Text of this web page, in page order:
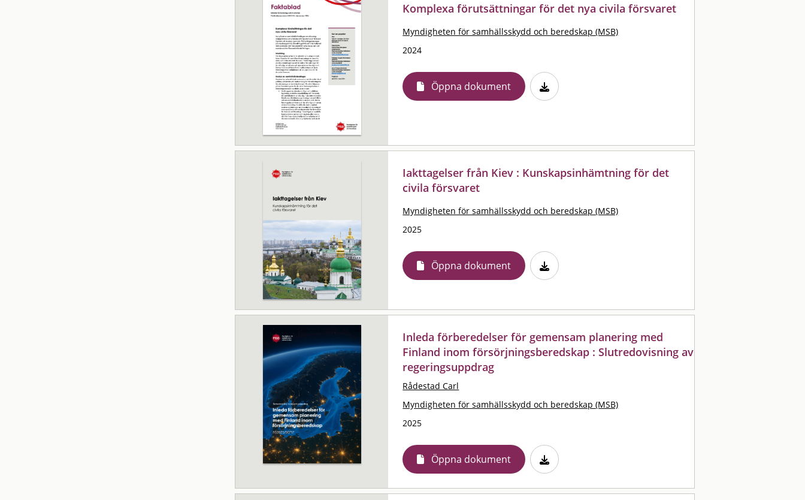
Komplexa förutsättningar för det nya civila försvaret
Myndigheten för samhällsskydd och beredskap (MSB)
2024
Öppna dokument
Iakttagelser från Kiev : Kunskapsinhämtning för det
civila försvaret
Myndigheten för samhällsskydd och beredskap (MSB)
2025
Öppna dokument
Inleda förberedelser för gemensam planering med
Finland inom försörjningsberedskap : Slutredovisning av
regeringsuppdrag
Rådestad Carl
Myndigheten för samhällsskydd och beredskap (MSB)
2025
Öppna dokument